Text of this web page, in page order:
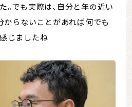
。でも実際は、自分と年の近い
からないことがあれば何でも
じましたね